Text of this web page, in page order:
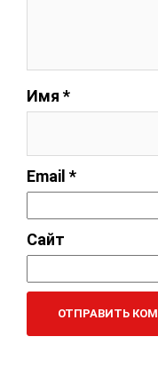
Имя *
Email *
Сайт